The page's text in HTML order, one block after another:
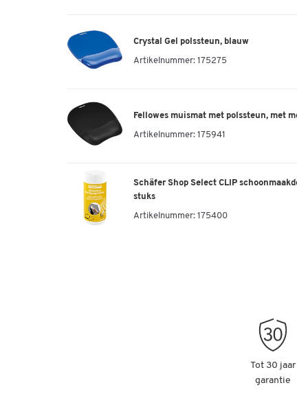
Crystal Gel polssteun, blauw
Artikelnummer: 175275
Fellowes muismat met polssteun, met
Artikelnummer: 175941
Schäfer Shop Select CLIP
stuks
Artikelnummer: 175400
Tot 30 jaar
garantie